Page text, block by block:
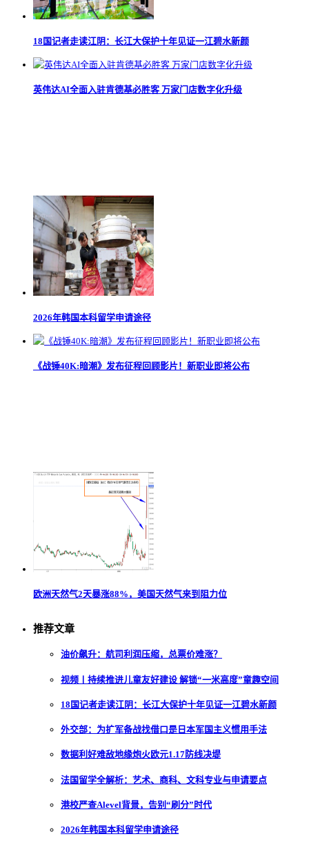
18国记者走读江阴：长江大保护十年见证一江碧水新颜
英伟达AI全面入驻肯德基必胜客 万家门店数字化升级
2026年韩国本科留学申请途径
《战锤40K:暗潮》发布征程回顾影片！新职业即将公布
欧洲天然气2天暴涨88%，美国天然气来到阻力位
推荐文章
油价飙升：航司利润压缩，总票价难涨？
视频丨持续推进儿童友好建设 解锁“一米高度”童趣空间
18国记者走读江阴：长江大保护十年见证一江碧水新颜
外交部：为扩军备战找借口是日本军国主义惯用手法
数据利好难敌地缘炮火欧元1.17防线决堤
法国留学全解析：艺术、商科、文科专业与申请要点
港校严查Alevel背景，告别“刷分”时代
2026年韩国本科留学申请途径